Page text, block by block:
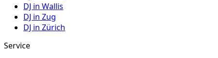
DJ in Wallis
DJ in Zug
DJ in Zürich
Service